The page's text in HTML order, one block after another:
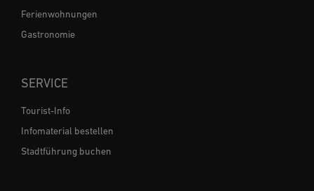
Ferienwohnungen
Gastronomie
SERVICE
Tourist-Info
Infomaterial bestellen
Stadtführung buchen